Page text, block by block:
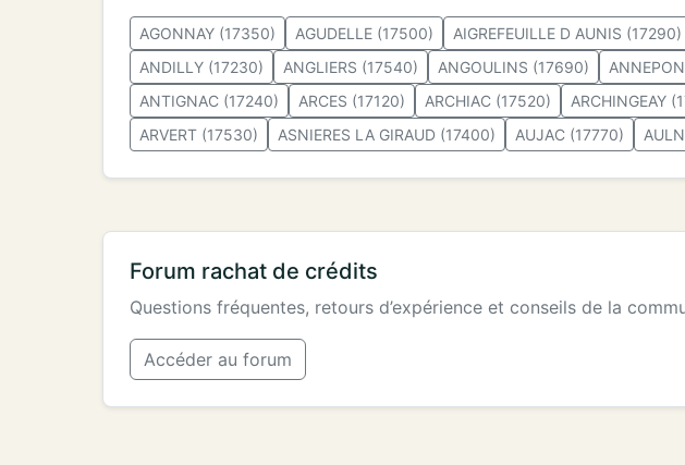
AGONNAY (17350) AGUDELLE (17500) AIGREFEUILLE D AUNIS (17290)
ANDILLY (17230)
ANGLIERS (17540) ANGOULINS (17690)
ANTIGNAC (17240)
ARCES (17120) ARCHIAC (17520) ARCHINGEAY
ARVERT (17530)
ASNIERES LA GIRAUD (17400) AUJAC (17770)
Forum rachat de crédits
Questions fréquentes, retours d’expérience et conseils de la
Accéder au forum